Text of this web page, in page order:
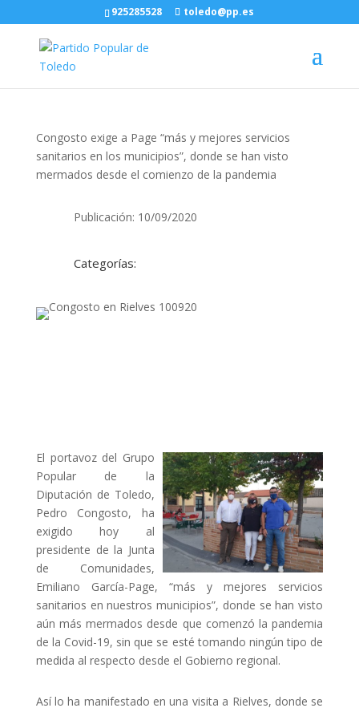
925285528 toledo@pp.es
Congosto exige a Page “más y mejores servicios
sanitarios en los municipios”, donde se han visto
mermados desde el comienzo de la pandemia
Publicación: 10/09/2020
Categorías:
El portavoz del Grupo
Popular de la
Diputación de Toledo,
Pedro Congosto, ha
exigido hoy al
presidente de la Junta
de Comunidades,
Emiliano García-Page, “más y mejores servicios
sanitarios en nuestros municipios”, donde se han visto
aún más mermados desde que comenzó la pandemia
de la Covid-19, sin que se esté tomando ningún tipo de
medida al respecto desde el Gobierno regional.
Así lo ha manifestado en una visita a Rielves, donde se